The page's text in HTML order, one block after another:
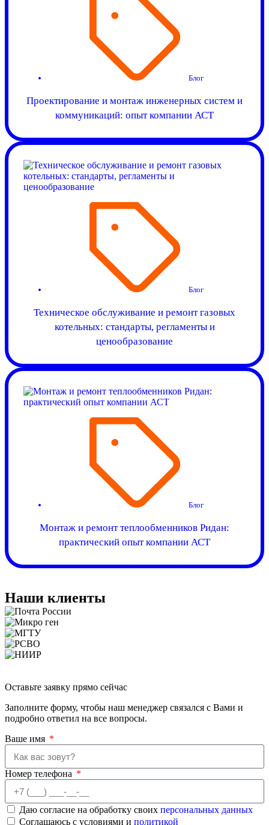
Блог
Проектирование и монтаж инженерных систем и
коммуникаций: опыт компании АСТ
Блог
Техническое обслуживание и ремонт газовых
котельных: стандарты, регламенты и
ценообразование
Блог
Монтаж и ремонт теплообменников Ридан:
практический опыт компании АСТ
Наши клиенты
Оставьте заявку прямо сейчас
Заполните форму, чтобы наш менеджер связался с Вами и
подробно ответил на все вопросы.
Ваше имя
Номер телефона
Даю согласие на обработку своих персональных данных
Соглашаюсь с условиями и политикой